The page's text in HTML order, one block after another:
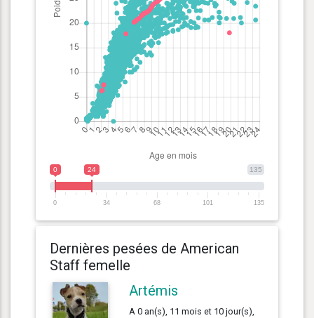
135
0 24
0 34 68 101 135
Dernières pesées de American
Staff femelle
Artémis
A 0 an(s), 11 mois et 10 jour(s),